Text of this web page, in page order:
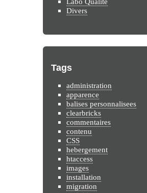
Divers
Tags
administration
apparence
balises personnalisees
clearbricks
commentaires
contenu
CSS
hebergement
htaccess
images
installation
migration